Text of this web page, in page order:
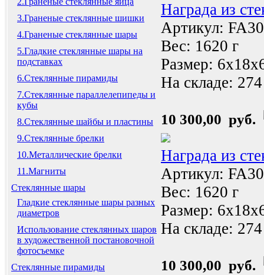
3.Граненые стеклянные шишки
4.Граненые стеклянные шары
5.Гладкие стеклянные шары на
подставках
6.Стеклянные пирамиды
7.Стеклянные параллелепипеды и
кубы
8.Стеклянные шайбы и пластины
9.Стеклянные брелки
10.Металлические брелки
11.Магниты
Стеклянные шары
Гладкие стеклянные шары разных
диаметров
Использование стеклянных шаров
в художественной постановочной
фотосъемке
Стеклянные пирамиды
Награда из
Артикул:
Вес: 1620 г
Размер:
На складе:
10 300,00 руб.
Награда из
Артикул:
Вес: 1620 г
Размер:
На складе:
10 300,00 руб.